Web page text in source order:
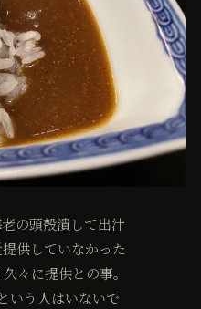
の頭殻潰して出汁
供していなかった
々に提供との事。
いう人はいないで